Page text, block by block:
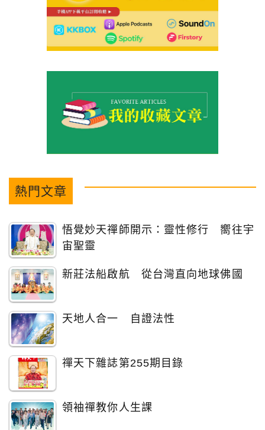
熱門文章
悟覺妙天禪師開示：靈性修行 嚮往宇
宙聖靈
新莊法船啟航 從台灣直向地球佛國
天地人合一 自證法性
禪天下雜誌第255期目錄
領袖禪教你人生課